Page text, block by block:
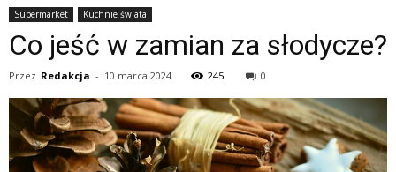
Supermarket Kuchnie świata
Co jeść w zamian za słodycze?
Przez Redakcja - 10 marca 2024 245 0